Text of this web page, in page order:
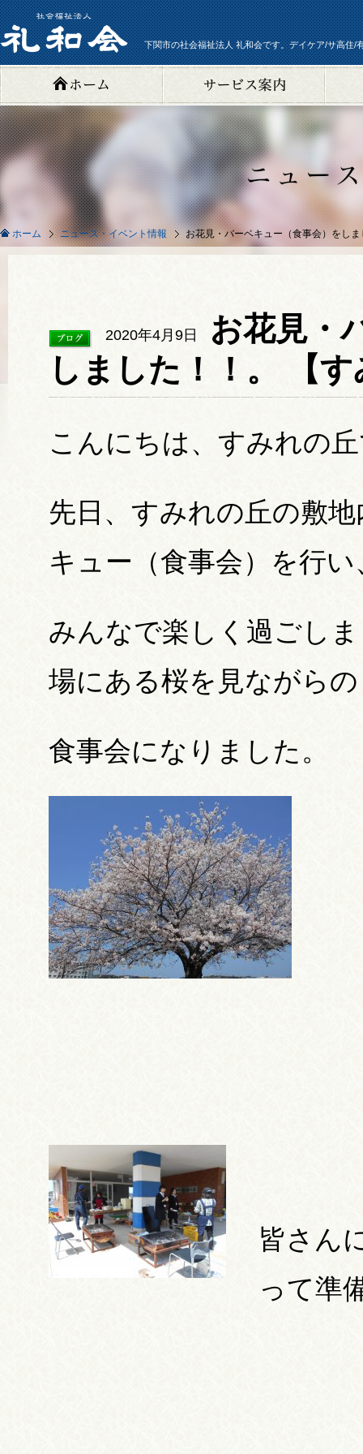
下関市の社会福祉法人 礼和会です。デイケア/サ高住/
ホーム ニュース・イベント情報 お花見・バーベキュー（食事会）をし
2020年4月9日
お花見・
しました！！。 【
こんにちは、すみれの
先日、すみれの丘の敷
キュー（食事会）を行い
みんなで楽しく過ごし
場にある桜を見ながらの
食事会になりました。
皆さん
って準